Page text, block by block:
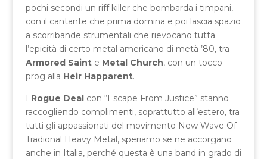
pochi secondi un riff killer che bombarda i timpani,
con il cantante che prima domina e poi lascia spazio
a scorribande strumentali che rievocano tutta
l’epicità di certo metal americano di metà ’80, tra
Armored Sainte Metal Church, con un tocco
prog alla Heir Happarent.
I Rogue Dealcon “Escape From Justice” stanno
raccogliendo complimenti, soprattutto all’estero, tra
tutti gli appassionati del movimento New Wave Of
Tradional Heavy Metal, speriamo se ne accorgano
anche in Italia, perché questa è una band in grado di